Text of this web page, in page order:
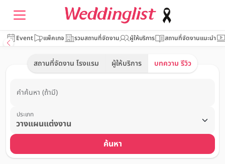
Event แพ็คเกจ รวมสถานที่จัดงาน ผู้ให้บริการ สถานที่จัดงานแนะนำ
สถานที่จัดงาน โรงแรม ผู้ให้บริการ บทความ รีวิว
คำค้นหา (ถ้ามี)
ประเภท
ค้นหา